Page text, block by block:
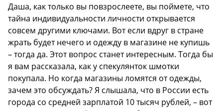
Даша, как только вы повзрослеете, вы поймете, что
тайна индивидуальности личности открывается
совсем другими ключами. Вот если вдруг в стране
жрать будет нечего и одежду в магазине не купишь
– тогда да. Этот вопрос станет интересным. Тогда бы
я вам рассказала, как у спекулянток шмотки
покупала. Но когда магазины ломятся от одежды,
зачем это обсуждать? Я слышала, что в России есть
города со средней зарплатой 10 тысяч рублей, – вот